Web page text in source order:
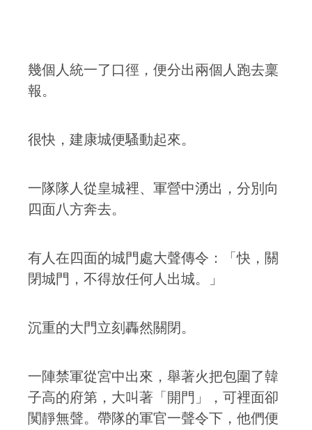
幾個人統一了口徑，便分出兩個人跑去稟
報。
很快，建康城便騷動起來。
一隊隊人從皇城裡、軍營中湧出，分別向
四面八方奔去。
有人在四面的城門處大聲傳令：「快，關
閉城門，不得放任何人出城。」
沉重的大門立刻轟然關閉。
一陣禁軍從宮中出來，舉著火把包圍了韓
子高的府第，大叫著「開門」，可裡面卻
闃靜無聲。帶隊的軍官一聲令下，他們便